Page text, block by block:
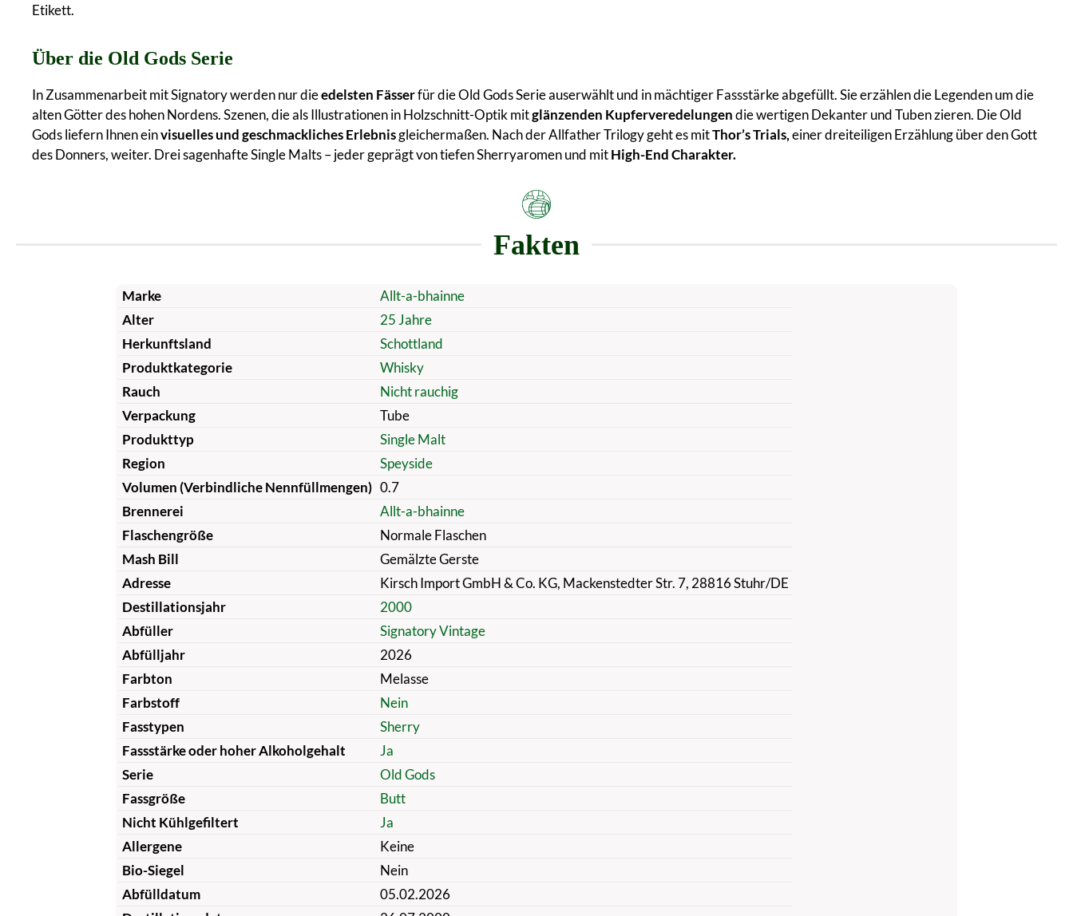
Etikett.
Über die Old Gods Serie
In Zusammenarbeit mit Signatory werden nur dieedelsten Fässerfür die Old Gods Serie auserwählt und in mächtiger Fassstärke abgefüllt. Sie erzählen die Legenden um die
alten Götter des hohen Nordens. Szenen, die als Illustrationen in Holzschnitt-Optik mitglänzenden Kupferveredelungendie wertigen Dekanter und Tuben zieren. Die Old
Gods liefern Ihnen einvisuelles und geschmackliches Erlebnisgleichermaßen. Nach der Allfather Trilogy geht es mitThor’s Trials,einer dreiteiligen Erzählung über den Gott
des Donners, weiter. Drei sagenhafte Single Malts – jeder geprägt von tiefen Sherryaromen und mitHigh-End Charakter.
Fakten
Marke
Allt-a-bhainne
Alter
25 Jahre
Herkunftsland
Schottland
Produktkategorie
Whisky
Rauch
Nicht rauchig
Verpackung
Tube
Produkttyp
Single Malt
Region
Speyside
Volumen (Verbindliche Nennfüllmengen) 0.7
Brennerei
Allt-a-bhainne
Flaschengröße
Normale Flaschen
Mash Bill
Gemälzte Gerste
Adresse
Kirsch Import GmbH & Co. KG, Mackenstedter Str. 7, 28816 Stuhr/DE
Destillationsjahr
2000
Abfüller
Signatory Vintage
Abfülljahr
2026
Farbton
Melasse
Farbstoff
Nein
Fasstypen
Sherry
Fassstärke oder hoher Alkoholgehalt
Ja
Serie
Old Gods
Fassgröße
Butt
Nicht Kühlgefiltert
Ja
Allergene
Keine
Bio-Siegel
Nein
Abfülldatum
05.02.2026